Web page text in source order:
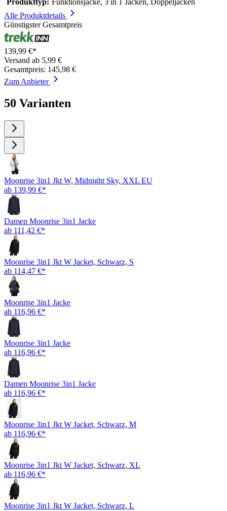
Alle Produktdetails
Günstigster Gesamtpreis
139,99 €*
Versand ab 5,99 €
Gesamtpreis: 145,98 €
Zum Anbieter
50 Varianten
Moonrise 3in1 Jkt W, Midnight Sky, XXL EU
ab 139,99 €*
Damen Moonrise 3in1 Jacke
ab 111,42 €*
Moonrise 3in1 Jkt W Jacket, Schwarz, S
ab 114,47 €*
Moonrise 3in1 Jacke
ab 116,96 €*
Moonrise 3in1 Jacke
ab 116,96 €*
Damen Moonrise 3in1 Jacke
ab 116,96 €*
Moonrise 3in1 Jkt W Jacket, Schwarz, M
ab 116,96 €*
Moonrise 3in1 Jkt W Jacket, Schwarz, XL
ab 116,96 €*
Moonrise 3in1 Jkt W Jacket, Schwarz, L